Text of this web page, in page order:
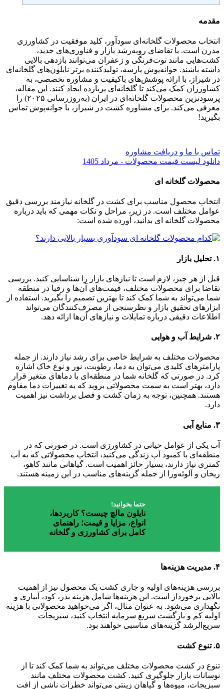
مقدمه
انتخاب محصولات گلخانه‌ای سودآور، کلید موفقیت در کشاورزی
مدرن است. با تقاضای روبه‌رشد بازار و فناوری‌های جدید،
کشت‌هایی مانند توت‌فرنگی و زعفران می‌توانند بازدهی بالایی
داشته باشند. جوانه‌پوش پارسه، تولیدکننده برتر نایلون‌های گلخانه‌ای
در شیراز، با ارائه پوشش‌های باکیفیت و مشاوره تخصصی، به
کشاورزان کمک می‌کند تا گلخانه‌ای پربازده ایجاد کنند. این مقاله،
پرسودترین محصولات گلخانه‌ای در ایران (به‌روزرسانی ۲۰۲۵) را
معرفی می‌کند. برای مشاوره کشت در شیراز، با جوانه‌پوش تماس
بگیرید!
تماس با ما و دریافت مشاوره
دانلود لیست قیمت محصولات - مرداد 1405
محصولات گلخانه ای
انتخاب محصول مناسب برای کشت در گلخانه نیازمند بررسی دقیق
عوامل مختلف است. در زیر، مراحل و نکات مهمی که باید درباره
محصولات گلخانه ای بدانید، آورده شده است:
۱. تحلیل بازار
قبل از هر چیز، لازم است تا نیازهای بازار را شناسایی کنید. بررسی
تقاضا برای محصولات مختلف، قیمت‌های آن‌ها و رقبا در منطقه
شما می‌تواند به شما کمک کند تا بهترین تصمیم را بگیرید. استفاده از
ابزارهای تحقیق بازار و نظرسنجی از مصرف‌کنندگان می‌تواند
اطلاعات دقیقی درباره تمایلات و نیازهای آن‌ها ارائه دهد.
۲. شرایط آب و هوایی
محصولات مختلف به شرایط خاصی برای رشد نیاز دارند. از جمله
پارامترهای کلیدی می‌توان به دما، رطوبت، نور و نوع خاک اشاره
کرد. در صورتی که گلخانه شما در منطقه‌ای با دماهای متغیر قرار
دارد، بهتر است به سمت محصولاتی بروید که به تغییرات دما مقاوم
هستند. همچنین، توجه به زمان کشت و فصل برداشت نیز اهمیت
دارد.
۳. منابع آبی
آب یکی از عوامل حیاتی در کشاورزی است. در صورتی که در
منطقه‌ای با کمبود آب زندگی می‌کنید، انتخاب محصولاتی که به آب
کمتری نیاز دارند، بسیار حائز اهمیت است. گیاهانی مانند کاهو،
ریحان و آلوئه‌ورا از جمله گزینه‌های مناسب در این زمینه هستند.
حتما بخوانید!
نایلون مالچ چیست؟ کاربردها،
انواع، مزایا و قیمت؛ راهنمای
کامل برای کشاورزی و گلخانه
۴. مدیریت هزینه‌ها
بررسی هزینه‌های اولیه و جاری کشت یک محصول نیز از اهمیت
بالایی برخوردار است. این هزینه‌ها شامل هزینه بذر، کود، آبیاری و
نگهداری می‌شود. به عنوان مثال، اگر می‌خواهید محصولاتی با هزینه
اولیه کم و بازگشت سریع سرمایه انتخاب کنید، سبزیجات
سریع‌الرشد گزینه‌های مناسبی خواهند بود.
۵. تنوع کشت
تنوع در کشت محصولات مختلف می‌تواند به شما کمک کند تا از
نوسانات بازار جلوگیری کنید. کشت محصولات مختلف مانند
سبزیجات، میوه‌ها و گیاهان زینتی می‌تواند خطرات ناشی از افت